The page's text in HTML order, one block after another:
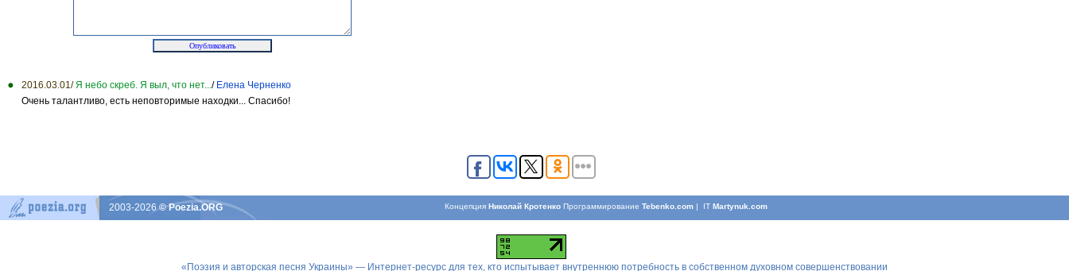
2016.03.01/ Я небо скреб. Я выл, что нет.../ Елена Черненко
Очень талантливо, есть неповторимые находки... Спасибо!
КонцепцияНиколай Кротенко ПрограммированиеTebenko.com | ITMartynuk.com
2003-2026© Poezia.ORG
«Поэзия и авторская песня Украины» — Интернет-ресурс для тех, кто испытывает внутреннюю потребность в собственном духовном совершенствовании